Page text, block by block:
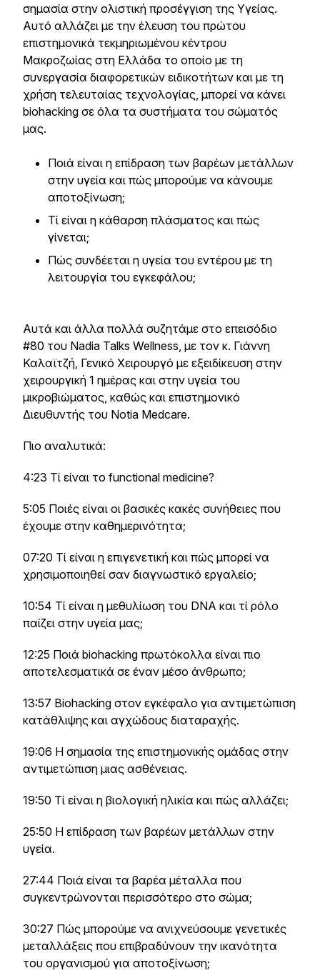
σημασία στην ολιστική προσέγγιση της Υγείας.
Αυτό αλλάζει με την έλευση του πρώτου
επιστημονικά τεκμηριωμένου κέντρου
Μακροζωίας στη Ελλάδα το οποίο με τη
συνεργασία διαφορετικών ειδικοτήτων και με τη
χρήση τελευταίας τεχνολογίας, μπορεί να κάνει
biohacking σε όλα τα συστήματα του σώματός
μας.
Ποιά είναι η επίδραση των βαρέων μετάλλων
στην υγεία και πώς μπορούμε να κάνουμε
αποτοξίνωση;
Τί είναι η κάθαρση πλάσματος και πώς
γίνεται;
Πώς συνδέεται η υγεία του εντέρου με τη
λειτουργία του εγκεφάλου;
Αυτά και άλλα πολλά συζητάμε στο επεισόδιο
#80 του Nadia Talks Wellness, με τον κ. Γιάννη
Καλαϊτζή, Γενικό Χειρουργό με εξειδίκευση στην
χειρουργική 1 ημέρας και στην υγεία του
μικροβιώματος, καθώς και επιστημονικό
Διευθυντής του Notia Medcare.
Πιο αναλυτικά:
4:23 Τί είναι το functional medicine?
5:05 Ποιές είναι οι βασικές κακές συνήθειες που
έχουμε στην καθημερινότητα;
07:20 Τί είναι η επιγενετική και πώς μπορεί να
χρησιμοποιηθεί σαν διαγνωστικό εργαλείο;
10:54 Τί είναι η μεθυλίωση του DNA και τί ρόλο
παίζει στην υγεία μας;
12:25 Ποιά biohacking πρωτόκολλα είναι πιο
αποτελεσματικά σε έναν μέσο άνθρωπο;
13:57 Biohacking στον εγκέφαλο για αντιμετώπιση
κατάθλιψης και αγχώδους διαταραχής.
19:06 Η σημασία της επιστημονικής ομάδας στην
αντιμετώπιση μιας ασθένειας.
19:50 Τί είναι η βιολογική ηλικία και πώς αλλάζει;
25:50 Η επίδραση των βαρέων μετάλλων στην
υγεία.
27:44 Ποιά είναι τα βαρέα μέταλλα που
συγκεντρώνονται περισσότερο στο σώμα;
30:27 Πώς μπορούμε να ανιχνεύσουμε γενετικές
μεταλλάξεις που επιβραδύνουν την ικανότητα
του οργανισμού για αποτοξίνωση;